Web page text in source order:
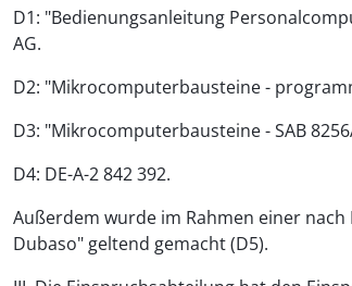
D1: "Bedienungsanleitung
AG.
D2: "Mikrocomputerbausteine -
D3: "Mikrocomputerbausteine - SAB
D4: DE-A-2 842 392.
Außerdem wurde im Rahmen einer nach
Dubaso" geltend gemacht (D5).